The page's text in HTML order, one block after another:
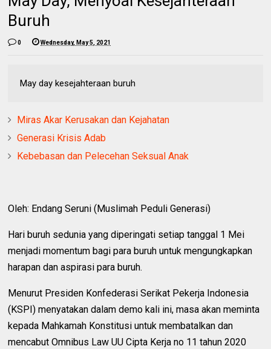
Buruh
0 Wednesday, May 5, 2021
May day kesejahteraan buruh
Miras Akar Kerusakan dan Kejahatan
Generasi Krisis Adab
Kebebasan dan Pelecehan Seksual Anak
Oleh: Endang Seruni (Muslimah Peduli Generasi)
Hari buruh sedunia yang diperingati setiap tanggal 1 Mei
menjadi momentum bagi para buruh untuk mengungkapkan
harapan dan aspirasi para buruh.
Menurut Presiden Konfederasi Serikat Pekerja Indonesia
(KSPI) menyatakan dalam demo kali ini, masa akan meminta
kepada Mahkamah Konstitusi untuk membatalkan dan
mencabut Omnibus Law UU Cipta Kerja no 11 tahun 2020